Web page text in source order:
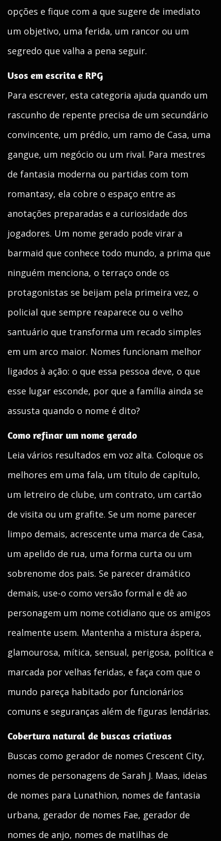
opções e fique com a que sugere de imediato
um objetivo, uma ferida, um rancor ou um
segredo que valha a pena seguir.
Usos em escrita e RPG
Para escrever, esta categoria ajuda quando um
rascunho de repente precisa de um secundário
convincente, um prédio, um ramo de Casa, uma
gangue, um negócio ou um rival. Para mestres
de fantasia moderna ou partidas com tom
romantasy, ela cobre o espaço entre as
anotações preparadas e a curiosidade dos
jogadores. Um nome gerado pode virar a
barmaid que conhece todo mundo, a prima que
ninguém menciona, o terraço onde os
protagonistas se beijam pela primeira vez, o
policial que sempre reaparece ou o velho
santuário que transforma um recado simples
em um arco maior. Nomes funcionam melhor
ligados à ação: o que essa pessoa deve, o que
esse lugar esconde, por que a família ainda se
assusta quando o nome é dito?
Como refinar um nome gerado
Leia vários resultados em voz alta. Coloque os
melhores em uma fala, um título de capítulo,
um letreiro de clube, um contrato, um cartão
de visita ou um grafite. Se um nome parecer
limpo demais, acrescente uma marca de Casa,
um apelido de rua, uma forma curta ou um
sobrenome dos pais. Se parecer dramático
demais, use-o como versão formal e dê ao
personagem um nome cotidiano que os amigos
realmente usem. Mantenha a mistura áspera,
glamourosa, mítica, sensual, perigosa, política e
marcada por velhas feridas, e faça com que o
mundo pareça habitado por funcionários
comuns e seguranças além de figuras lendárias.
Cobertura natural de buscas criativas
Buscas como gerador de nomes Crescent City,
nomes de personagens de Sarah J. Maas, ideias
de nomes para Lunathion, nomes de fantasia
urbana, gerador de nomes Fae, gerador de
nomes de anjo, nomes de matilhas de